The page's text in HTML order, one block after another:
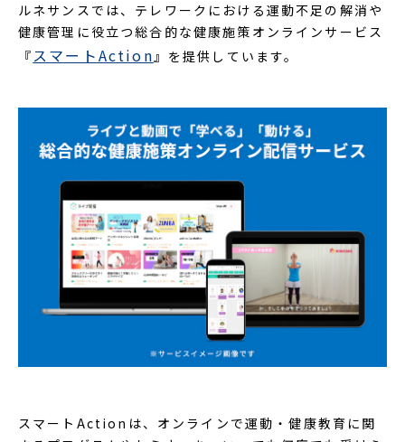
ルネサンスでは、テレワークにおける運動不足の解消や
健康管理に役立つ総合的な健康施策オンラインサービス
『スマートAction』を提供しています。
スマートActionは、オンラインで運動・健康教育に関